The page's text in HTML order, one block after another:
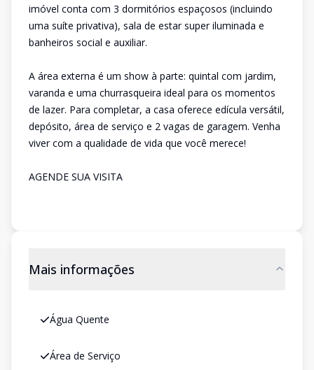
imóvel conta com 3 dormitórios espaçosos (incluindo
uma suíte privativa), sala de estar super iluminada e
banheiros social e auxiliar.
A área externa é um show à parte: quintal com jardim,
varanda e uma churrasqueira ideal para os momentos
de lazer. Para completar, a casa oferece edícula versátil,
depósito, área de serviço e 2 vagas de garagem. Venha
viver com a qualidade de vida que você merece!
AGENDE SUA VISITA
Mais informações
Água Quente
Área de Serviço